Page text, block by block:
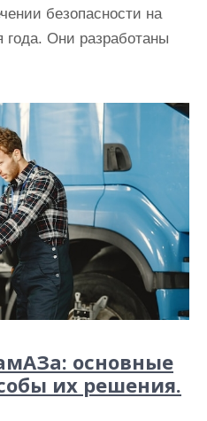
безопасности на
года. Они разработаны
основные
их решения.